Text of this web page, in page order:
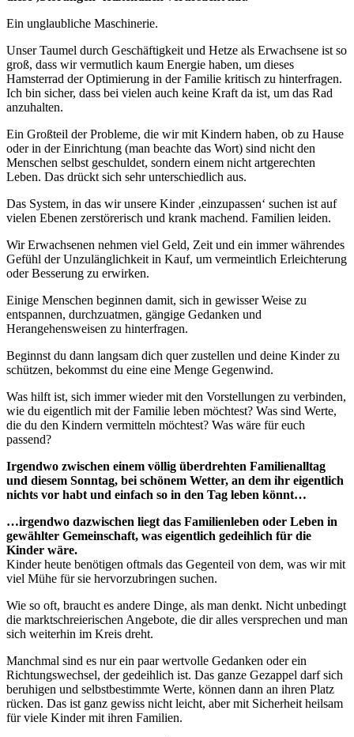
Ein unglaubliche Maschinerie.
Unser Taumel durch Geschäftigkeit und Hetze als Erwachsene ist so
groß, dass wir vermutlich kaum Energie haben, um dieses
Hamsterrad der Optimierung in der Familie kritisch zu hinterfragen.
Ich bin sicher, dass bei vielen auch keine Kraft da ist, um das Rad
anzuhalten.
Ein Großteil der Probleme, die wir mit Kindern haben, ob zu Hause
oder in der Einrichtung (man beachte das Wort) sind nicht den
Menschen selbst geschuldet, sondern einem nicht artgerechten
Leben. Das drückt sich sehr unterschiedlich aus.
Das System, in das wir unsere Kinder ‚einzupassen‘ suchen ist auf
vielen Ebenen zerstörerisch und krank machend. Familien leiden.
Wir Erwachsenen nehmen viel Geld, Zeit und ein immer währendes
Gefühl der Unzulänglichkeit in Kauf, um vermeintlich Erleichterung
oder Besserung zu erwirken.
Einige Menschen beginnen damit, sich in gewisser Weise zu
entspannen, durchzuatmen, gängige Gedanken und
Herangehensweisen zu hinterfragen.
Beginnst du dann langsam dich quer zustellen und deine Kinder zu
schützen, bekommst du eine eine Menge Gegenwind.
Was hilft ist, sich immer wieder mit den Vorstellungen zu verbinden,
wie du eigentlich mit der Familie leben möchtest? Was sind Werte,
die du den Kindern vermitteln möchtest? Was wäre für euch
passend?
Irgendwo zwischen einem völlig überdrehten Familienalltag
und diesem Sonntag, bei schönem Wetter, an dem ihr eigentlich
nichts vor habt und einfach so in den Tag leben könnt…
…irgendwo dazwischen liegt das Familienleben oder Leben in
gewählter Gemeinschaft, was eigentlich gedeihlich für die
Kinder wäre.
Kinder heute benötigen oftmals das Gegenteil von dem, was wir mit
viel Mühe für sie hervorzubringen suchen.
Wie so oft, braucht es andere Dinge, als man denkt. Nicht unbedingt
die marktschreierischen Angebote, die dir alles versprechen und man
sich weiterhin im Kreis dreht.
Manchmal sind es nur ein paar wertvolle Gedanken oder ein
Richtungswechsel, der gedeihlich ist. Das ganze Gezappel darf sich
beruhigen und selbstbestimmte Werte, können dann an ihren Platz
rücken. Das ist ganz gewiss nicht leicht, aber mit Sicherheit heilsam
für viele Kinder mit ihren Familien.